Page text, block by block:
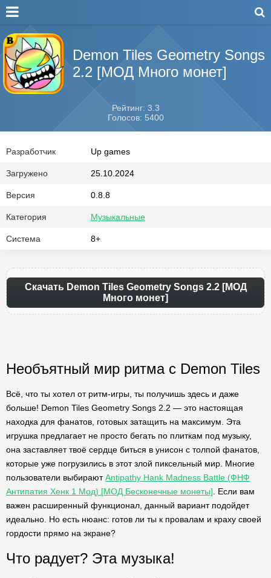
Demon Tiles Geometry Songs
2.2 [МОД Много монет]
Рейтинг: 3.3
Голосов: 5400
Разработчик Up games
Загружено 25.10.2024
Версия 0.8.8
Категория Музыкальные
Система 8+
Скачать Demon Tiles Geometry Songs 2.2 [МОД
Много монет]
Необъятный мир ритма с Demon Tiles
Всё, что ты хотел от ритм-игры, ты получишь здесь и даже
больше! Demon Tiles Geometry Songs 2.2 — это настоящая
находка для фанатов, готовых затащить на максимум. Эта
игрушка предлагает не просто бегать по плиткам под музыку,
она заставляет твоё сердце биться в унисон с толпой фанатов,
которые уже погрузились в этот злой пиксельный мир. Многие
пользователи выбираютAntipathy Hank Madness Battle (ФНФ
Антипатия Хенк 1 Мод) [МОД Бесконечные монеты] . Если вам
важен расширенный функционал, данный вариант подойдет
идеально. Но есть нюанс: готов ли ты к провалам и краху своей
гордости прямо на экране?
Что радует? Эта музыка!